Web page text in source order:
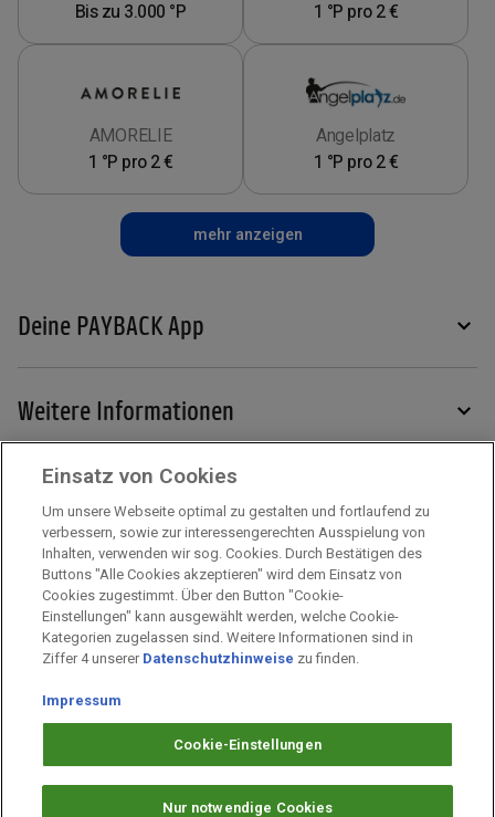
Bis zu 3.000 °P
1 °P pro 2 €
AMORELIE
1 °P pro 2 €
Angelplatz
1 °P pro 2 €
mehr anzeigen
Deine PAYBACK App
Weitere Informationen
Mehr zu PAYBACK
Impressum
Arbeiten bei PAYBACK
Datenschutz
Einsatz von Cookies
Um unsere Webseite optimal zu gestalten und fortlaufend zu
verbessern, sowie zur interessengerechten Ausspielung von
Inhalten, verwenden wir sog. Cookies. Durch Bestätigen des
Buttons "Alle Cookies akzeptieren" wird dem Einsatz von
Cookies zugestimmt. Über den Button "Cookie-
Einstellungen" kann ausgewählt werden, welche Cookie-
Kategorien zugelassen sind. Weitere Informationen sind in
Ziffer 4 unserer Datenschutzhinweise zu finden.
Impressum
Cookie-Einstellungen
Nur notwendige Cookies